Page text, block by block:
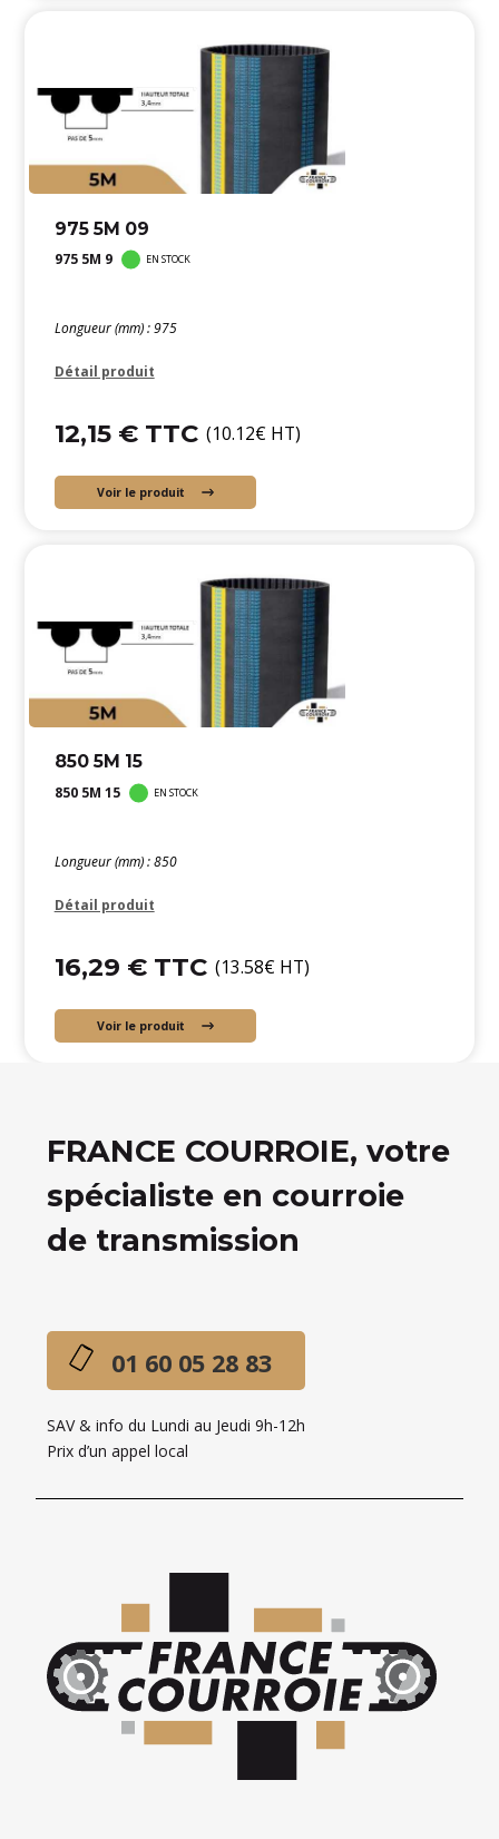
975 5M 09
975 5M 9 EN STOCK
Longueur (mm) : 975
Détail produit
12,15 € TTC (10.12€ HT)
Voir le produit
850 5M 15
850 5M 15 EN STOCK
Longueur (mm) : 850
Détail produit
16,29 € TTC (13.58€ HT)
Voir le produit
FRANCE COURROIE, votre
spécialiste en courroie
de transmission
01 60 05 28 83
SAV & info du Lundi au Jeudi 9h-12h
Prix d’un appel local